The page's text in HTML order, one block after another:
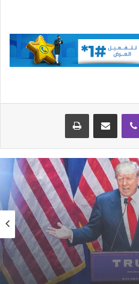
ڤايبر مشاركة عبر البريد طباعة
الولايات المتحدة تعلق خدمات التأشيرات في
نواكشوط و 22 دولة إفريقية اعتبارًا من 1 أغسطس